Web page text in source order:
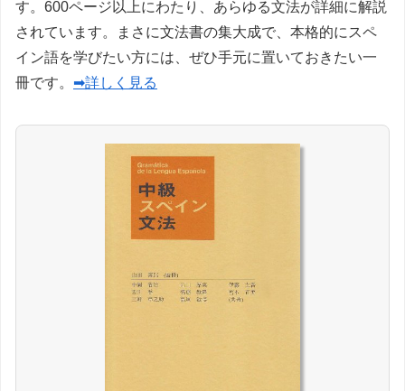
す。600ページ以上にわたり、あらゆる文法が詳細に解説
されています。まさに文法書の集大成で、本格的にスペ
イン語を学びたい方には、ぜひ手元に置いておきたい一
冊です。 ➡詳しく見る